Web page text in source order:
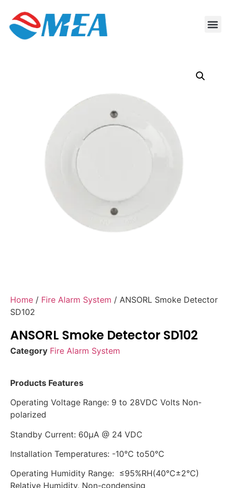
Home / Fire Alarm System / ANSORL Smoke Detector
SD102
ANSORL Smoke Detector SD102
Category Fire Alarm System
Products Features
Operating Voltage Range: 9 to 28VDC Volts Non-
polarized
Standby Current: 60μA @ 24 VDC
Installation Temperatures: -10°C to50°C
Operating Humidity Range: ≤95%RH(40°C±2°C)
Relative Humidity, Non-condensing